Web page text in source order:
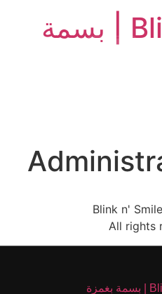
ARBlink n' Smile | بسمة
All rights